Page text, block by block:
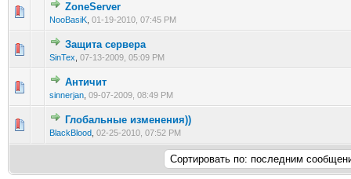
ZoneServer
NooBasiK 01-19-2010, 07:45 PM
0 голос(ов) - 0 из 5 в среднем
Защита сервера
SinTex 07-13-2009, 05:09 PM
0 голос(ов) - 0 из 5 в среднем
12
Античит
sinnerjan 09-07-2009, 08:49 PM
0 голос(ов) - 0 из 5 в среднем
Глобальные изменения))
BlackBlood 02-25-2010, 07:52 PM
0 голос(ов) - 0 из 5 в среднем
12345